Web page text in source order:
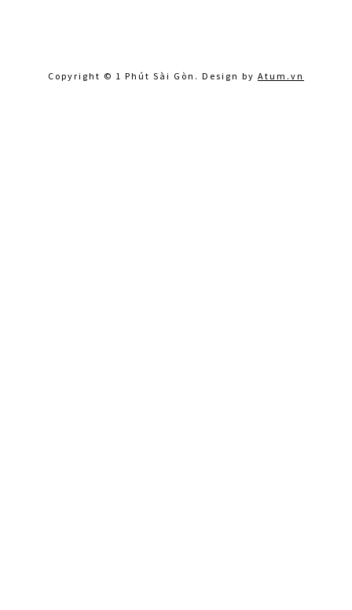
Copyright © 1 Phút Sài Gòn. Design by Atum.vn